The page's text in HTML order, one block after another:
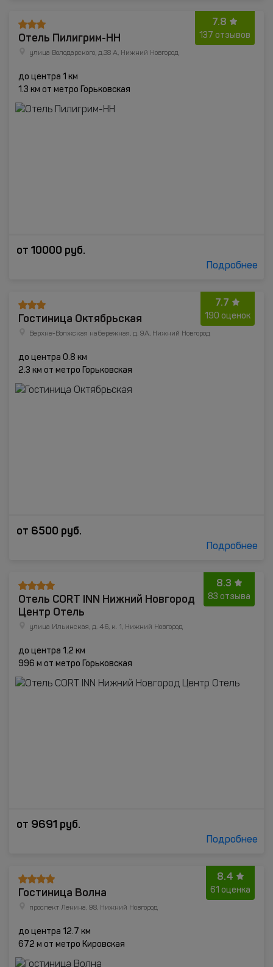
7.8
137 отзывов
Отель Пилигрим-НН
улица Володарского, д.38 А, Нижний Новгород
до центра 1 км
1.3 км от метро Горьковская
от 10000 руб.
Подробнее
7.7
190 оценок
Гостиница Октябрьская
Верхне-Волжская набережная, д. 9А, Нижний Новгород
до центра 0.8 км
2.3 км от метро Горьковская
от 6500 руб.
Подробнее
8.3
83 отзыва
Отель CORT INN Нижний Новгород
Центр Отель
улица Ильинская, д. 46, к. 1, Нижний Новгород
до центра 1.2 км
996 м от метро Горьковская
от 9691 руб.
Подробнее
8.4
61 оценка
Гостиница Волна
проспект Ленина, 98, Нижний Новгород
до центра 12.7 км
672 м от метро Кировская